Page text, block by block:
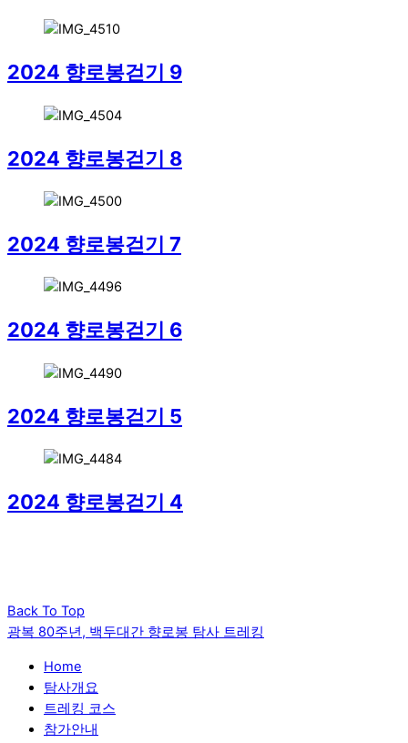
2024 향로봉걷기 9
2024 향로봉걷기 8
2024 향로봉걷기 7
2024 향로봉걷기 6
2024 향로봉걷기 5
2024 향로봉걷기 4
Back To Top
광복 80주년, 백두대간 향로봉 탐사 트레킹
Home
탐사개요
트레킹 코스
참가안내